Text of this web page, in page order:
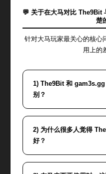
💬 关于在大马对比 The9Bit
楚
针对大马玩家最关心的核心
用上的
1) The9Bit 和
别？
2) 为什么很多人觉得
好？